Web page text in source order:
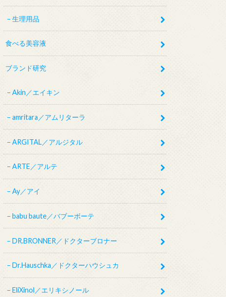
生理用品
食べる美容液
ブランド研究
Akin／エイキン
amritara／アムリターラ
ARGITAL／アルジタル
ARTE／アルテ
Ay／アイ
babu baute／バブーボーテ
DR.BRONNER／ドクターブロナー
Dr.Hauschka／ドクターハウシュカ
EliXinol／エリキシノール